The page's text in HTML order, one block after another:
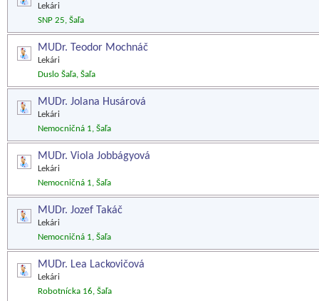
Lekári
SNP 25, Šaľa
MUDr. Teodor Mochnáč
Lekári
Duslo Šaľa, Šaľa
MUDr. Jolana Husárová
Lekári
Nemocničná 1, Šaľa
MUDr. Viola Jobbágyová
Lekári
Nemocničná 1, Šaľa
MUDr. Jozef Takáč
Lekári
Nemocničná 1, Šaľa
MUDr. Lea Lackovičová
Lekári
Robotnícka 16, Šaľa